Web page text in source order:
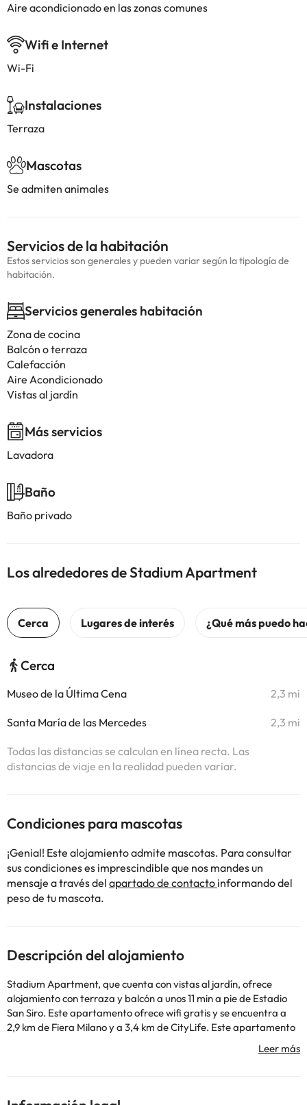
Aire acondicionado en las zonas comunes
Wifi e Internet
Wi-Fi
Instalaciones
Terraza
Mascotas
Se admiten animales
Servicios de la habitación
Estos servicios son generales y pueden variar según la tipología de
habitación.
Servicios generales habitación
Zona de cocina
Balcón o terraza
Calefacción
Aire Acondicionado
Vistas al jardín
Más servicios
Lavadora
Baño
Baño privado
Los alrededores de Stadium Apartment
Cerca
Museo de la Última Cena 2,3 mi
Santa María de las Mercedes 2,3 mi
Todas las distancias se calculan en línea recta. Las
distancias de viaje en la realidad pueden variar.
Condiciones para mascotas
¡Genial! Este alojamiento admite mascotas. Para consultar
sus condiciones es imprescindible que nos mandes un
mensaje a través del apartado de contacto informando del
peso de tu mascota.
Descripción del alojamiento
Stadium Apartment, que cuenta con vistas al jardín, ofrece
alojamiento con terraza y balcón a unos 11 min a pie de Estadio
San Siro. Este apartamento ofrece wifi gratis y se encuentra a
2,9 km de Fiera Milano y a 3,4 km de CityLife. Este apartamento
con aire acondicionado consta de 1 dormitorio independiente,
una sala de estar, una cocina totalmente equipada y 1 baño. Se
Grazie está a 5 km. El aeropuerto (Aeropuerto de Milán - Linate)